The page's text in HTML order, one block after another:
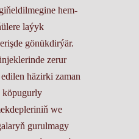
hem-
laýyk
gönükdirýär.
zerur
häzirki zaman
köpugurly
we
gurulmagy